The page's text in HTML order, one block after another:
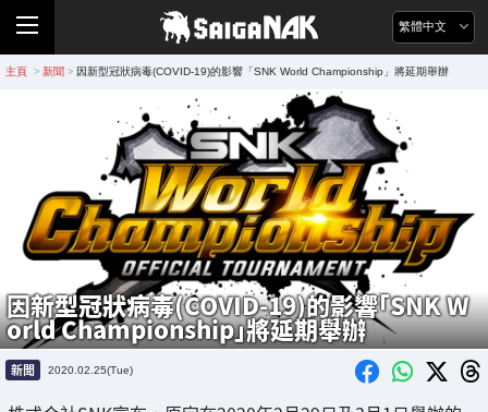
繁體中文
主頁 > 新聞 > 因新型冠狀病毒(COVID-19)的影響「SNK World Championship」將延期舉辦
因新型冠狀病毒(COVID-19)的影響「SNK W
orld Championship」將延期舉辦
新聞 2020.02.25(Tue)